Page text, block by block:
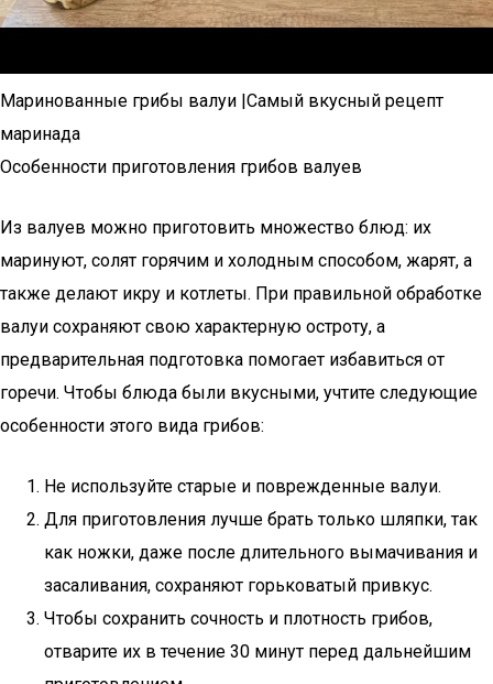
Маринованные грибы валуи |Самый вкусный рецепт
маринада
Особенности приготовления грибов валуев
Из валуев можно приготовить множество блюд: их
маринуют, солят горячим и холодным способом, жарят, а
также делают икру и котлеты. При правильной обработке
валуи сохраняют свою характерную остроту, а
предварительная подготовка помогает избавиться от
горечи. Чтобы блюда были вкусными, учтите следующие
особенности этого вида грибов:
Не используйте старые и поврежденные валуи.
Для приготовления лучше брать только шляпки, так
как ножки, даже после длительного вымачивания и
засаливания, сохраняют горьковатый привкус.
Чтобы сохранить сочность и плотность грибов,
отварите их в течение 30 минут перед дальнейшим